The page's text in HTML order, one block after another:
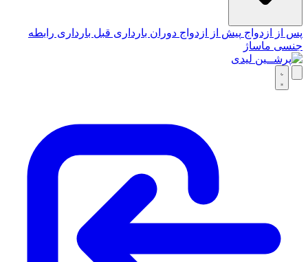
پس از ازدواج پیش از ازدواج دوران بارداری قبل بارداری رابطه
جنسی ماساژ